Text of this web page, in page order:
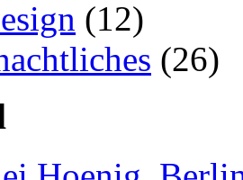
(12)
(26)